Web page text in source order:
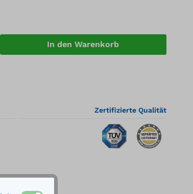
Gib den gewünschten Wert
In den Warenkorb
Zertifizierte Qualität